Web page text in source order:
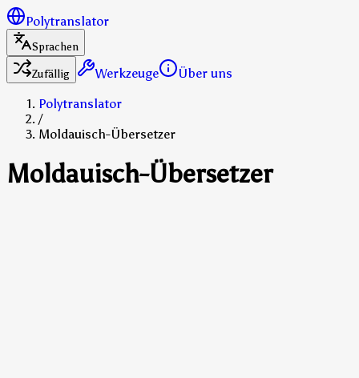
Polytranslator
Sprachen
Zufällig
Werkzeuge
Über uns
Polytranslator
/
Moldauisch-Übersetzer
Moldauisch-Übersetzer